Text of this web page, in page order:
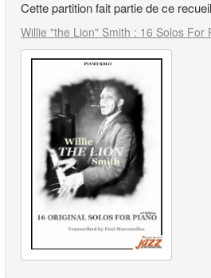
Cette partition fait partie de ce
Willie "the Lion" Smith : 16 Solos For